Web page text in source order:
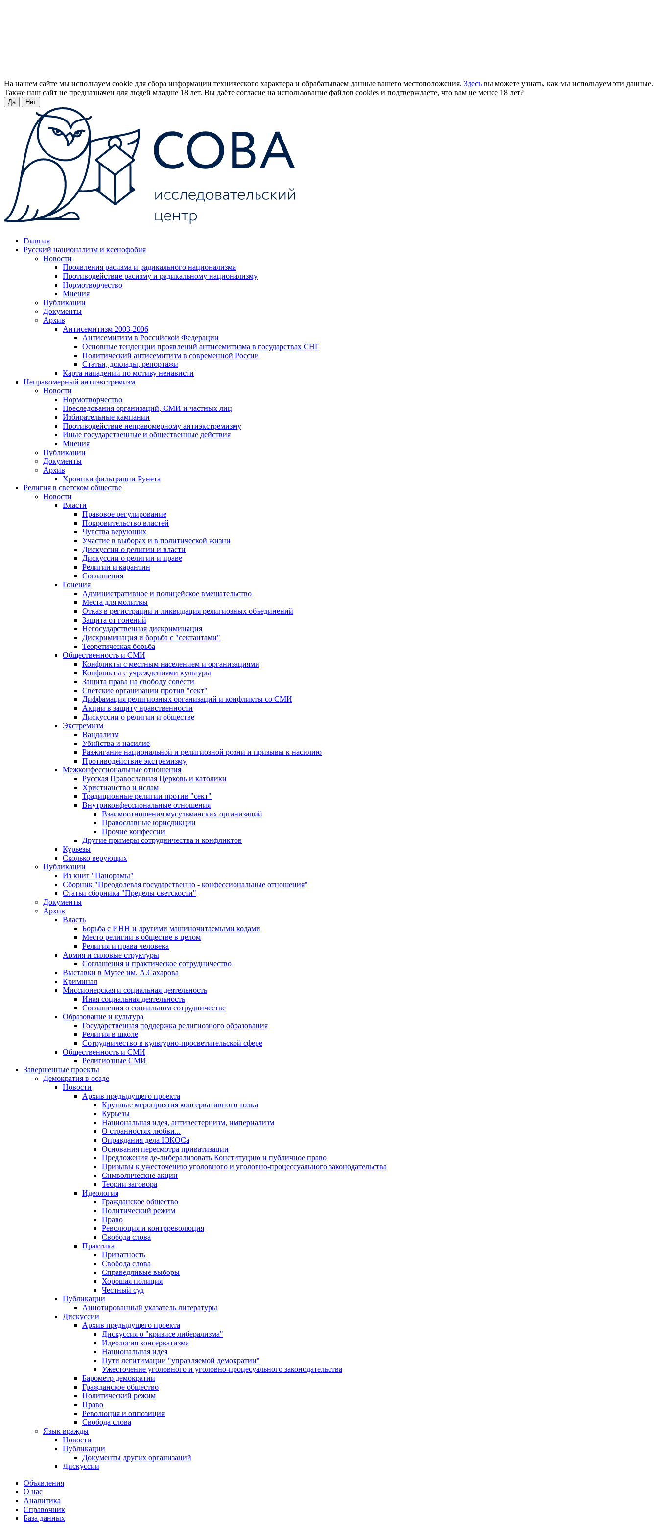
На нашем сайте мы используем cookie для сбора информации технического характера и обрабатываем данные вашего местоположения. Здесь вы можете узнать, как мы используем эти данные.
Также наш сайт не предназначен для людей младше 18 лет. Вы даёте согласие на использование файлов cookies и подтверждаете, что вам не менее 18 лет?
Да Нет
Главная
Русский национализм и ксенофобия
Новости
Проявления расизма и радикального национализма
Противодействие расизму и радикальному национализму
Нормотворчество
Мнения
Публикации
Документы
Архив
Антисемитизм 2003-2006
Антисемитизм в Российской Федерации
Основные тенденции проявлений антисемитизма в государствах СНГ
Политический антисемитизм в современной России
Статьи, доклады, репортажи
Карта нападений по мотиву ненависти
Неправомерный антиэкстремизм
Новости
Нормотворчество
Преследования организаций, СМИ и частных лиц
Избирательные кампании
Противодействие неправомерному антиэкстремизму
Иные государственные и общественные действия
Мнения
Публикации
Документы
Архив
Хроники фильтрации Рунета
Религия в светском обществе
Новости
Власти
Правовое регулирование
Покровительство властей
Чувства верующих
Участие в выборах и в политической жизни
Дискуссии о религии и власти
Дискуссии о религии и праве
Религии и карантин
Соглашения
Гонения
Административное и полицейское вмешательство
Места для молитвы
Отказ в регистрации и ликвидация религиозных объединений
Защита от гонений
Негосударственная дискриминация
Дискриминация и борьба с "сектантами"
Теоретическая борьба
Общественность и СМИ
Конфликты с местным населением и организациями
Конфликты с учреждениями культуры
Защита права на свободу совести
Светские организации против "сект"
Диффамация религиозных организаций и конфликты со СМИ
Акции в защиту нравственности
Дискуссии о религии и обществе
Экстремизм
Вандализм
Убийства и насилие
Разжигание национальной и религиозной розни и призывы к насилию
Противодействие экстремизму
Межконфессиональные отношения
Русская Православная Церковь и католики
Христианство и ислам
Традиционные религии против "сект"
Внутриконфессиональные отношения
Взаимоотношения мусульманских организаций
Православные юрисдикции
Прочие конфессии
Другие примеры сотрудничества и конфликтов
Курьезы
Сколько верующих
Публикации
Из книг "Панорамы"
Сборник "Преодолевая государственно - конфессиональные отношения"
Статьи сборника "Пределы светскости"
Документы
Архив
Власть
Борьба с ИНН и другими машиночитаемыми кодами
Место религии в обществе в целом
Религия и права человека
Армия и силовые структуры
Соглашения и практическое сотрудничество
Выставки в Музее им. А.Сахарова
Криминал
Миссионерская и социальная деятельность
Иная социальная деятельность
Соглашения о социальном сотрудничестве
Образование и культура
Государственная поддержка религиозного образования
Религия в школе
Сотрудничество в культурно-просветительской сфере
Общественность и СМИ
Религиозные СМИ
Завершенные проекты
Демократия в осаде
Новости
Архив предыдущего проекта
Крупные мероприятия консервативного толка
Курьезы
Национальная идея, антивестернизм, империализм
О странностях любви...
Оправдания дела ЮКОСа
Основания пересмотра приватизации
Предложения де-либерализовать Конституцию и публичное право
Призывы к ужесточению уголовного и уголовно-процессуального законодательства
Символические акции
Теории заговора
Идеология
Гражданское общество
Политический режим
Право
Революция и контрреволюция
Свобода слова
Практика
Приватность
Свобода слова
Справедливые выборы
Хорошая полиция
Честный суд
Публикации
Аннотированный указатель литературы
Дискуссии
Архив предыдущего проекта
Дискуссия о "кризисе либерализма"
Идеология консерватизма
Национальная идея
Пути легитимации "управляемой демократии"
Ужесточение уголовного и уголовно-процесуального законодательства
Барометр демократии
Гражданское общество
Политический режим
Право
Революция и оппозиция
Свобода слова
Язык вражды
Новости
Публикации
Документы других организаций
Дискуссии
Объявления
О нас
Аналитика
Справочник
База данных